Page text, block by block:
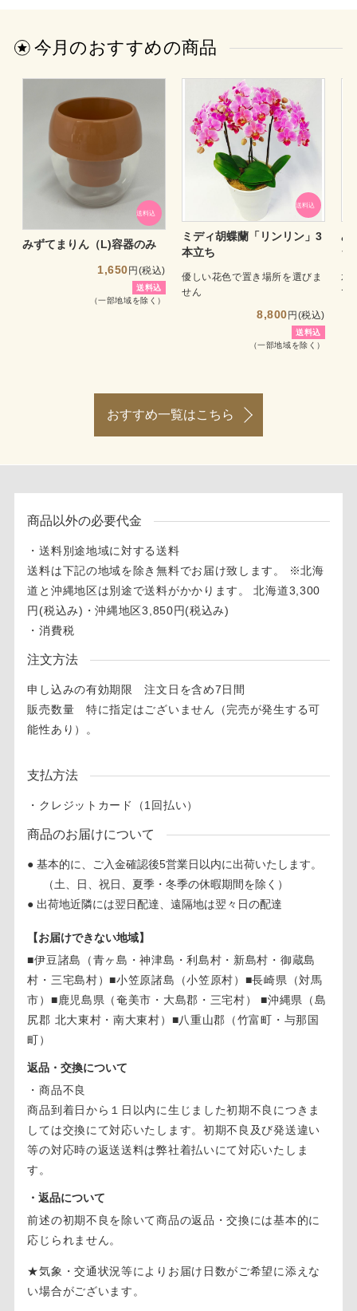
今月のおすすめの商品
送料込
みずてまりん（L)容器のみ
1,650円(税込)
送料込
（一部地域を除く）
送料込
ミディ胡蝶蘭「リンリン」3
本立ち
優しい花色で置き場所を選びま
せん
8,800円(税込)
送料込
（一部地域を除く）
み
ラ
水
で
おすすめ一覧はこちら
商品以外の必要代金
・送料別途地域に対する送料
送料は下記の地域を除き無料でお届け致します。 ※北海
道と沖縄地区は別途で送料がかかります。 北海道3,300
円(税込み)・沖縄地区3,850円(税込み)
・消費税
注文方法
申し込みの有効期限 注文日を含め7日間
販売数量 特に指定はございません（完売が発生する可
能性あり）。
支払方法
・クレジットカード（1回払い）
商品のお届けについて
● 基本的に、ご入金確認後5営業日以内に出荷いたします。
（土、日、祝日、夏季・冬季の休暇期間を除く）
● 出荷地近隣には翌日配達、遠隔地は翌々日の配達
【お届けできない地域】
■伊豆諸島（青ヶ島・神津島・利島村・新島村・御蔵島
村・三宅島村）■小笠原諸島（小笠原村）■長崎県（対馬
市）■鹿児島県（奄美市・大島郡・三宅村） ■沖縄県（島
尻郡 北大東村・南大東村）■八重山郡（竹富町・与那国
町）
返品・交換について
・商品不良
商品到着日から１日以内に生じました初期不良につきま
しては交換にて対応いたします。初期不良及び発送違い
等の対応時の返送送料は弊社着払いにて対応いたしま
す。
・返品について
前述の初期不良を除いて商品の返品・交換には基本的に
応じられません。
★気象・交通状況等によりお届け日数がご希望に添えな
い場合がございます。